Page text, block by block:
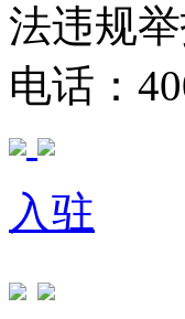
法违规
电话：
入驻